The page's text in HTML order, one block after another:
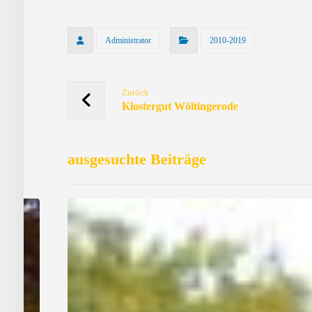
Administrator 2010-2019
Zurück
Klostergut Wöltingerode
ausgesuchte Beiträge